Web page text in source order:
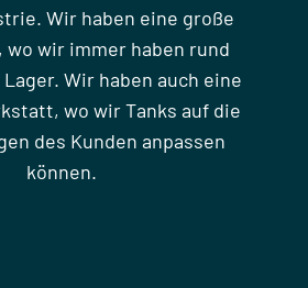
Wir haben eine große
wir immer haben rund
Lager. Wir haben auch eine
wo wir Tanks auf die
des Kunden anpassen
können.